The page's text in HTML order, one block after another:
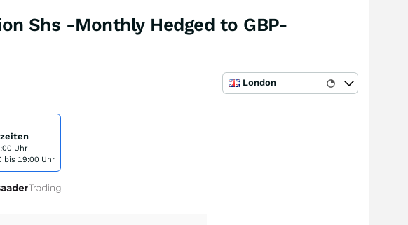
Shs -Monthly Hedged to GBP-
London
Uhr
bis 19:00 Uhr